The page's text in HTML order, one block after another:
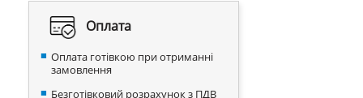
Оплата
Оплата готівкою при отриманні
замовлення
Безготівковий розрахунок з ПДВ